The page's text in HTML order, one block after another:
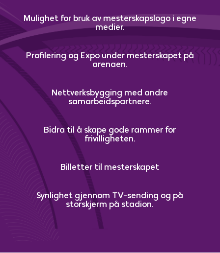
Mulighet for bruk av mesterskapslogo i egne
medier.
Profilering og Expo under mesterskapet på
arenaen.
Nettverksbygging med andre
samarbeidspartnere.
Bidra til å skape gode rammer for
frivilligheten.
Billetter til mesterskapet
Synlighet gjennom TV-sending og på
storskjerm på stadion.